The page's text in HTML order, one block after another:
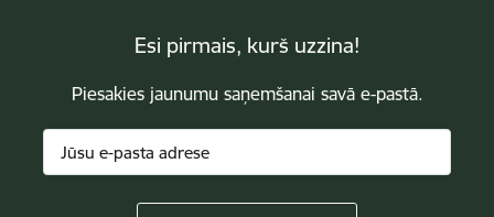
Esi pirmais, kurš uzzina!
Piesakies jaunumu saņemšanai savā e-pastā.